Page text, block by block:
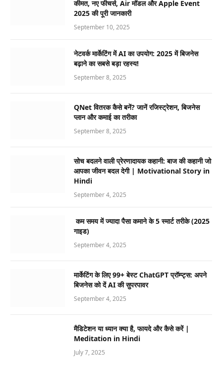
कीमत, नए फीचर्स, Air मॉडल और Apple Event
2025 की पूरी जानकारी
September 10, 2025
नेटवर्क मार्केटिंग में AI का उपयोग: 2025 में बिजनेस
बढ़ाने का सबसे बड़ा रहस्य!
September 8, 2025
QNet वितरक कैसे बनें? जानें रजिस्ट्रेशन, बिजनेस
प्लान और कमाई का तरीका
September 8, 2025
सोच बदलने वाली प्रेरणादायक कहानी: बाज की कहानी जो
आपका जीवन बदल देगी | Motivational Story in
Hindi
September 4, 2025
कम समय में ज्यादा पैसा कमाने के 5 स्मार्ट तरीके (2025
गाइड)
September 4, 2025
मार्केटिंग के लिए 99+ बेस्ट ChatGPT प्रॉम्प्ट्स: अपने
बिजनेस को दें AI की सुपरपावर
September 4, 2025
मैडिटेशन या ध्यान क्या है, फायदे और कैसे करें |
Meditation in Hindi
July 7, 2025